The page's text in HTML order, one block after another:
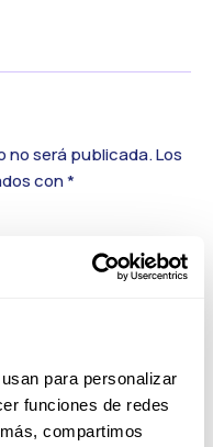
para personalizar
funciones de redes
compartimos
no será publicada.Los
con*